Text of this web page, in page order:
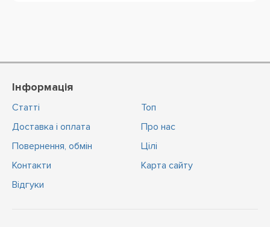
Інформація
Статті
Доставка і оплата
Повернення, обмін
Контакти
Відгуки
Топ
Про нас
Цiлi
Карта сайту